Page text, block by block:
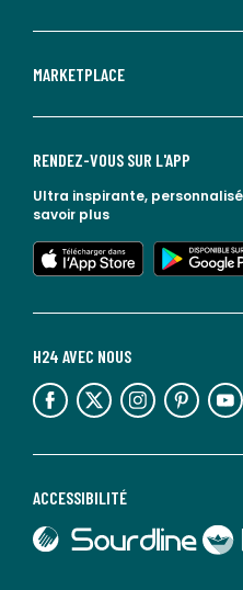
MARKETPLACE
ACCESSIBILITÉ
lien vers Sourdline
lien vers Faciliti
H24 AVEC NOUS
lien vers l'espace réseaux sociaux lien vers l'espace réseaux sociaux lien vers l'espace réseaux sociaux lien vers l'espace réseaux sociaux lien vers l'espace réseaux
RENDEZ-VOUS SUR L'APP
Ultra inspirante,
savoir plus
lien vers l'app store
lien vers google play